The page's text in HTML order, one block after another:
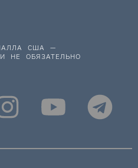
США —
НЕ ОБЯЗАТЕЛЬНО